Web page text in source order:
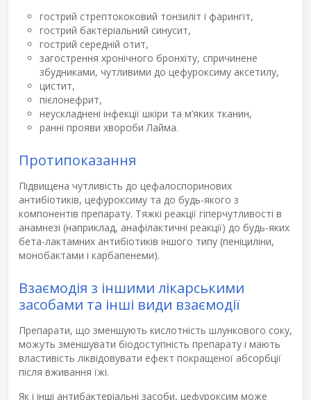
гострий стрептококовий тонзиліт і фарингіт,
гострий бактеріальний синусит,
гострий середній отит,
загострення хронічного бронхіту, спричинене
збудниками, чутливими до цефуроксиму аксетилу,
цистит,
пієлонефрит,
неускладнені інфекції шкіри та м’яких тканин,
ранні прояви хвороби Лайма.
Протипоказання
Підвищена чутливість до цефалоспоринових
антибіотиків, цефуроксиму та до будь-якого з
компонентів препарату. Тяжкі реакції гіперчутливості в
анамнезі (наприклад, анафілактичні реакції) до будь-яких
бета-лактамних антибіотиків іншого типу (пеніциліни,
монобактами і карбапенеми).
Взаємодія з іншими лікарськими
засобами та інші види взаємодії
Препарати, що зменшують кислотність шлункового соку,
можуть зменшувати біодоступність препарату і мають
властивість ліквідовувати ефект покращеної абсорбції
після вживання їжі.
Як і інші антибактеріальні засоби, цефуроксим може